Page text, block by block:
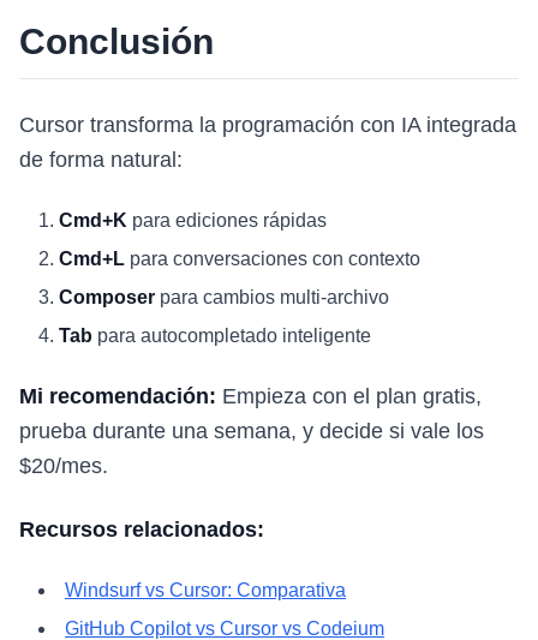
Conclusión
Cursor transforma la programación con IA integrada
de forma natural:
Cmd+K para ediciones rápidas
Cmd+L para conversaciones con contexto
Composer para cambios multi-archivo
Tab para autocompletado inteligente
Mi recomendación: Empieza con el plan gratis,
prueba durante una semana, y decide si vale los
$20/mes.
Recursos relacionados:
Windsurf vs Cursor: Comparativa
GitHub Copilot vs Cursor vs Codeium